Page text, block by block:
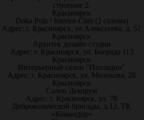
строение 2.
Красноярск
Doka Pola / Interior-Club (2 салона)
Адрес: г. Красноярск, ул.Алекссеева, д. 51
Красноярск
Архитек дизайн студия
Адрес: г. Красноярск, ул. Бограда 113
Красноярск
Интерьерный салон "Палладио"
Адрес: г. Красноярск, ул. Молокова, 28
Красноярск
Салон Декорум
Адрес: г. Красноярск, ул. 78
Добровольческой бригады, д.12, ТК
«Командор»